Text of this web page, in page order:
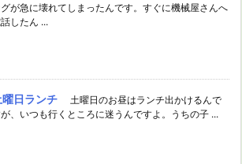
が急に壊れてしまったんです。すぐに機械屋さんへ
したん ...
曜日ランチ
土曜日のお昼はランチ出かけるんで
、いつも行くところに迷うんですよ。うちの子 ...